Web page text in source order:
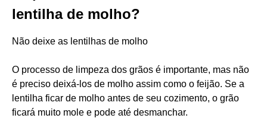
lentilha de molho?
Não deixe as lentilhas de molho
O processo de limpeza dos grãos é importante, mas não
é preciso deixá-los de molho assim como o feijão. Se a
lentilha ficar de molho antes de seu cozimento, o grão
ficará muito mole e pode até desmanchar.